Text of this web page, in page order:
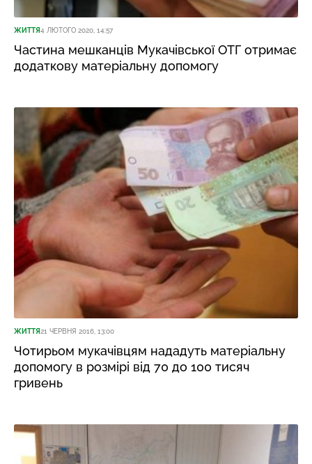
ЖИТТЯ4 ЛЮТОГО 2020, 14:57
Частина мешканців Мукачівської ОТГ отримає
додаткову матеріальну допомогу
ЖИТТЯ21 ЧЕРВНЯ 2016, 13:00
Чотирьом мукачівцям нададуть матеріальну
допомогу в розмірі від 70 до 100 тисяч
гривень